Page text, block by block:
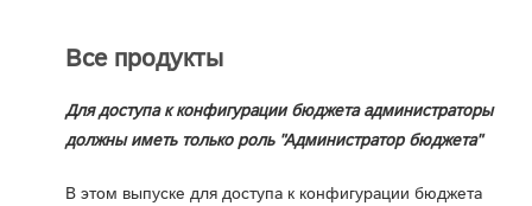
Все продукты
Для доступа к конфигурации бюджета администраторы
должны иметь только роль "Администратор бюджета"
В этом выпуске для доступа к конфигурации бюджета